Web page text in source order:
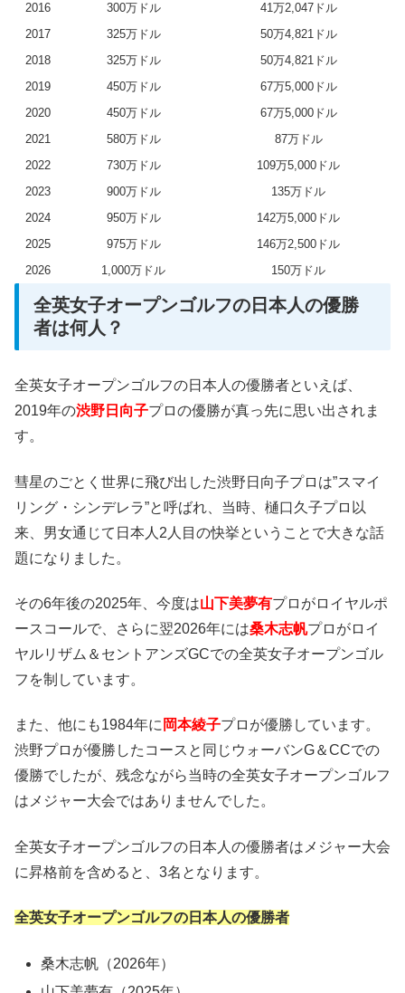
2016
300万ドル
41万2,047ドル
2017
325万ドル
50万4,821ドル
2018
325万ドル
50万4,821ドル
2019
450万ドル
67万5,000ドル
2020
450万ドル
67万5,000ドル
2021
580万ドル
87万ドル
2022
730万ドル
109万5,000ドル
2023
900万ドル
135万ドル
2024
950万ドル
142万5,000ドル
2025
975万ドル
146万2,500ドル
2026
1,000万ドル 150万ドル
全英女子オープンゴルフの日本人の優勝
者は何人？
全英女子オープンゴルフの日本人の優勝者といえば、
2019年の渋野日向子プロの優勝が真っ先に思い出されま
す。
彗星のごとく世界に飛び出した渋野日向子プロは”スマイ
リング・シンデレラ”と呼ばれ、当時、樋口久子プロ以
来、男女通じて日本人2人目の快挙ということで大きな話
題になりました。
その6年後の2025年、今度は山下美夢有プロがロイヤルポ
ースコールで、さらに翌2026年には桑木志帆プロがロイ
ヤルリザム＆セントアンズGCでの全英女子オープンゴル
フを制しています。
また、他にも1984年に 岡本綾子プロが優勝しています。
渋野プロが優勝したコースと同じウォーバンG＆CCでの
優勝でしたが、残念ながら当時の全英女子オープンゴルフ
はメジャー大会ではありませんでした。
全英女子オープンゴルフの日本人の優勝者はメジャー大会
に昇格前を含めると、3名となります。
全英女子オープンゴルフの日本人の優勝者
桑木志帆（2026年）